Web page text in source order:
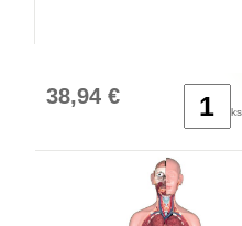
38,94 €
ks